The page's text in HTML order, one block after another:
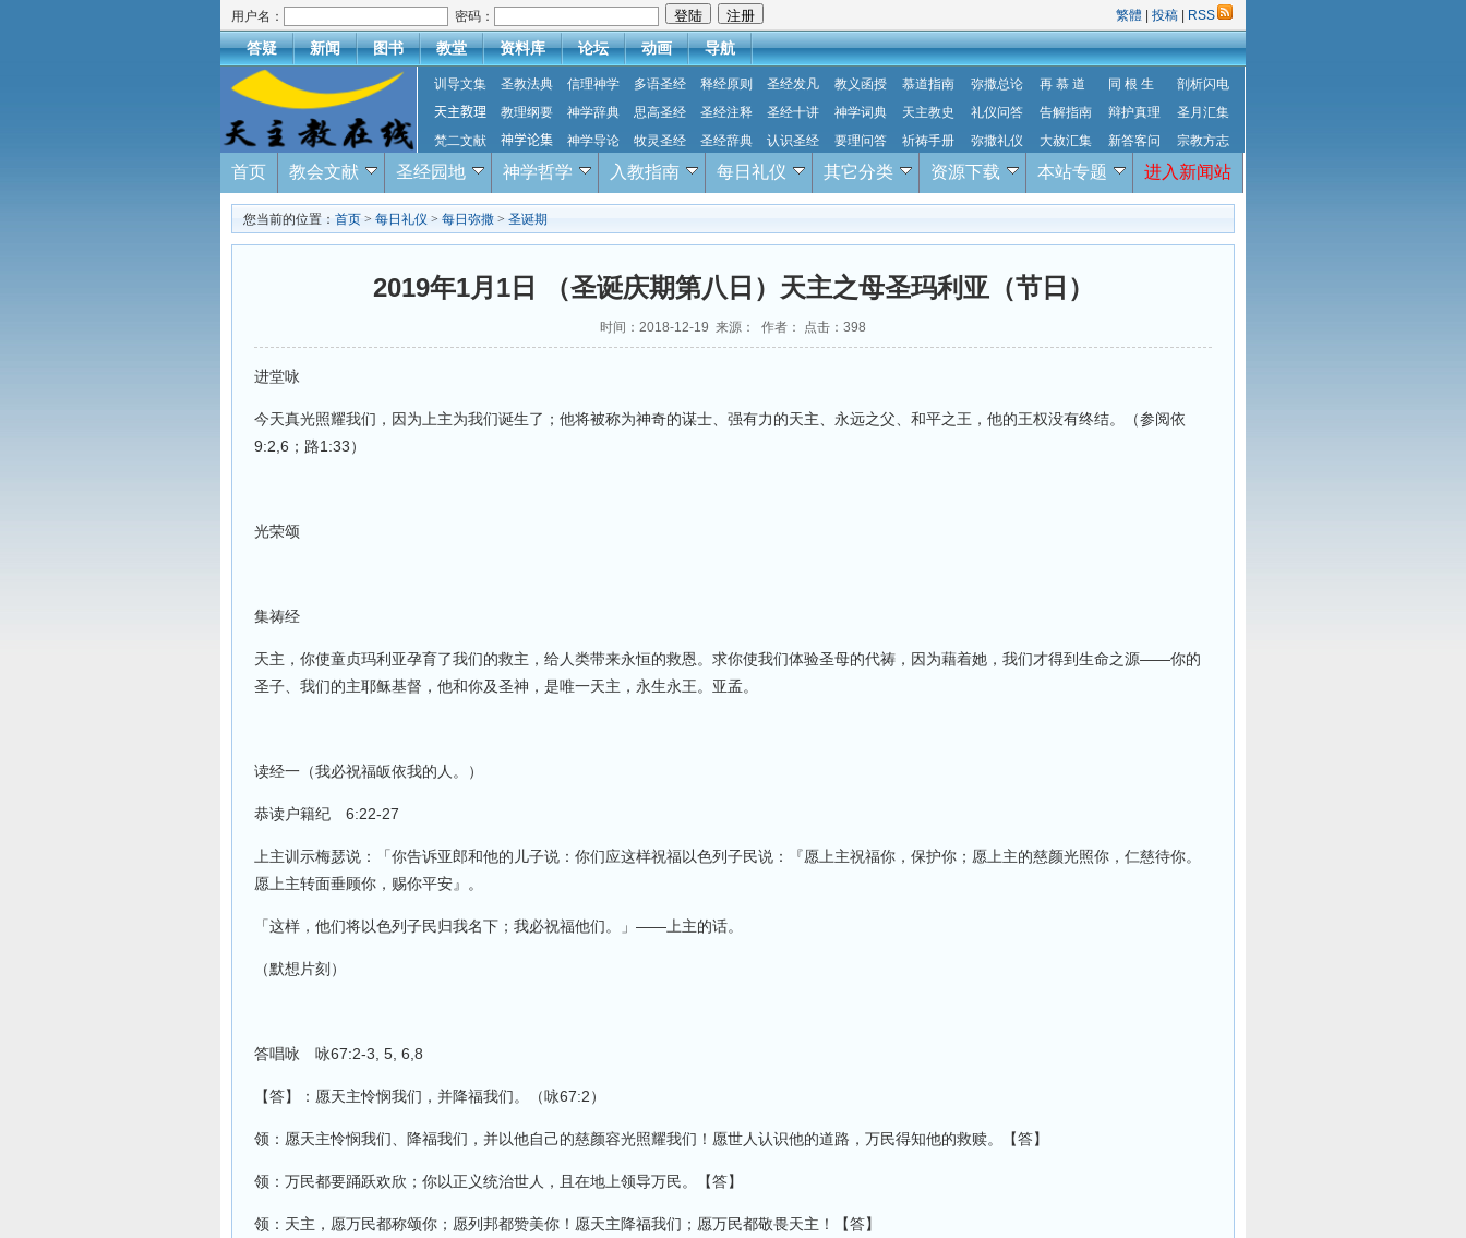
用户名： 密码： 繁體 投稿 RSS
答疑 新闻 图书 教堂 资料库 论坛 动画 导航
训导文集 圣教法典 信理神学 多语圣经 释经原则 圣经发凡 教义函授 慕道指南 弥撒总论 再 慕 道 同 根 生
剖析闪电
天主教理
教理纲要 神学辞典 思高圣经 圣经注释 圣经十讲 神学词典 天主教史 礼仪问答 告解指南 辩护真理
圣月汇集
梵二文献
神学论集 神学导论 牧灵圣经 圣经辞典 认识圣经 要理问答 祈祷手册 弥撒礼仪 大赦汇集 新答客问 宗教方志
首页 教会文献 圣经园地 神学哲学 入教指南 每日礼仪 其它分类 资源下载 本站专题 进入新闻站
您当前的位置： 首页 > 每日礼仪 > 每日弥撒 > 圣诞期
2019年1月1日 （圣诞庆期第八日）天主之母圣玛利亚（节日）
时间：2018-12-19 来源： 作者： 点击： 398
进堂咏
今天真光照耀我们，因为上主为我们诞生了；他将被称为神奇的谋士、强有力的天主、永远之父、和平之王，他的王权没有终结。（参阅依
9:2,6；路1:33）
光荣颂
集祷经
天主，你使童贞玛利亚孕育了我们的救主，给人类带来永恒的救恩。求你使我们体验圣母的代祷，因为藉着她，我们才得到生命之源——你的
圣子、我们的主耶稣基督，他和你及圣神，是唯一天主，永生永王。亚孟。
读经一（我必祝福皈依我的人。）
恭读户籍纪 6:22-27
上主训示梅瑟说：「你告诉亚郎和他的儿子说：你们应这样祝福以色列子民说：『愿上主祝福你，保护你；愿上主的慈颜光照你，仁慈待你。
愿上主转面垂顾你，赐你平安』。
「这样，他们将以色列子民归我名下；我必祝福他们。」——上主的话。
（默想片刻）
答唱咏 咏67:2-3, 5, 6,8
【答】：愿天主怜悯我们，并降福我们。（咏67:2）
领：愿天主怜悯我们、降福我们，并以他自己的慈颜容光照耀我们！愿世人认识他的道路，万民得知他的救赎。【答】
领：万民都要踊跃欢欣；你以正义统治世人，且在地上领导万民。【答】
领：天主，愿万民都称颂你；愿列邦都赞美你！愿天主降福我们；愿万民都敬畏天主！【答】